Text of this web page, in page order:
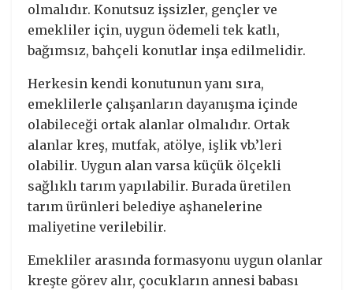
olmalıdır. Konutsuz işsizler, gençler ve
emekliler için, uygun ödemeli tek katlı,
bağımsız, bahçeli konutlar inşa edilmelidir.
Herkesin kendi konutunun yanı sıra,
emeklilerle çalışanların dayanışma içinde
olabileceği ortak alanlar olmalıdır. Ortak
alanlar kreş, mutfak, atölye, işlik vb.’leri
olabilir. Uygun alan varsa küçük ölçekli
sağlıklı tarım yapılabilir. Burada üretilen
tarım ürünleri belediye aşhanelerine
maliyetine verilebilir.
Emekliler arasında formasyonu uygun olanlar
kreşte görev alır, çocukların annesi babası